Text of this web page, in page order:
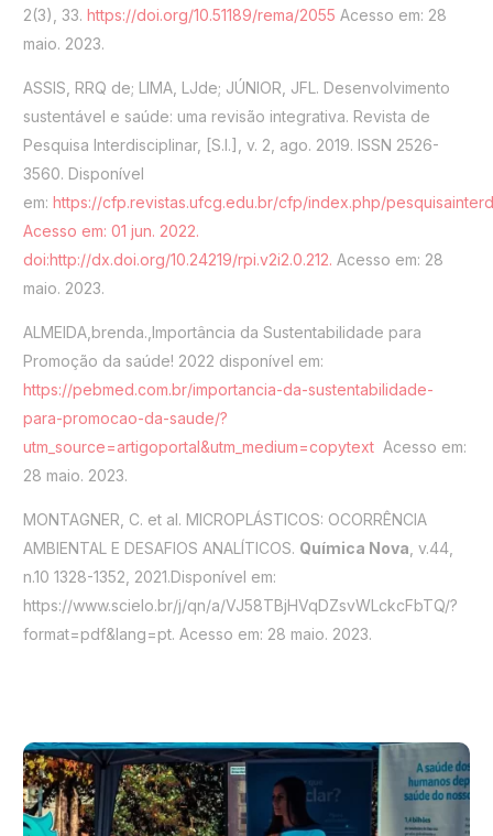
2(3), 33. https://doi.org/10.51189/rema/2055 Acesso em: 28
maio. 2023.
ASSIS, RRQ de; LIMA, LJde; JÚNIOR, JFL. Desenvolvimento
sustentável e saúde: uma revisão integrativa. Revista de
Pesquisa Interdisciplinar, [S.l.], v. 2, ago. 2019. ISSN 2526-
3560. Disponível
em: https://cfp.revistas.ufcg.edu.br/cfp/index.php/
Acesso em: 01 jun. 2022.
doi:http://dx.doi.org/10.24219/rpi.v2i2.0.212. Acesso em: 28
maio. 2023.
ALMEIDA,brenda.,Importância da Sustentabilidade para
Promoção da saúde! 2022 disponível em:
https://pebmed.com.br/importancia-da-sustentabilidade-
para-promocao-da-saude/?
utm_source=artigoportal&utm_medium=copytextAcesso em:
28 maio. 2023.
MONTAGNER, C. et al. MICROPLÁSTICOS: OCORRÊNCIA
AMBIENTAL E DESAFIOS ANALÍTICOS. Química Nova , v.44,
n.10 1328-1352, 2021.Disponível em:
https://www.scielo.br/j/qn/a/VJ58TBjHVqDZsvWLckcFbTQ/?
format=pdf&lang=pt. Acesso em: 28 maio. 2023.